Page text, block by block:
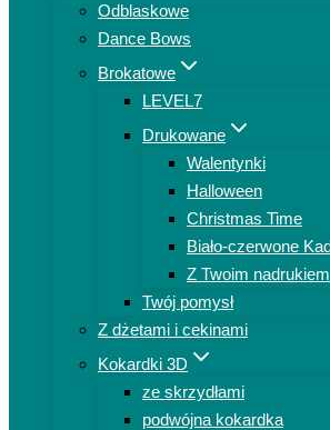
Odblaskowe
Dance Bows
Brokatowe
LEVEL7
Drukowane
Walentynki
Halloween
Christmas Time
Biało-czerwone
Z Twoim nadrukiem
Twój pomysł
Z dżetami i cekinami
Kokardki 3D
ze skrzydłami
podwójna kokardka